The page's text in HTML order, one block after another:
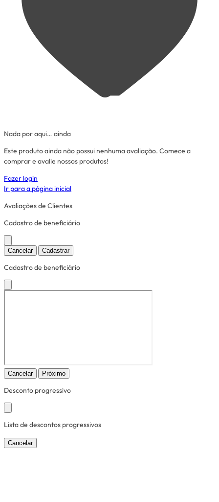
Nada por aqui… ainda
Este produto ainda não possui nenhuma avaliação. Comece a
comprar e avalie nossos produtos!
Fazer login
Ir para a página inicial
Avaliações de Clientes
Cadastro de beneficiário
Cancelar Cadastrar
Cadastro de beneficiário
Cancelar Próximo
Desconto progressivo
Lista de descontos progressivos
Cancelar